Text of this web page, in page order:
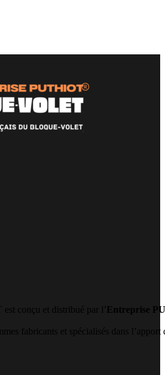
conçu et distribué par l’ Entreprise
fabricants et spécialisés dans